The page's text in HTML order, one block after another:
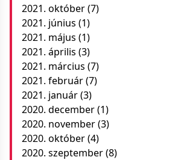
2021. október(7)
2021. június (1)
2021. május (1)
2021. április (3)
2021. március (7)
2021. február(7)
2021. január(3)
2020. december(1)
2020. november(3)
2020. október(4)
2020. szeptember(8)